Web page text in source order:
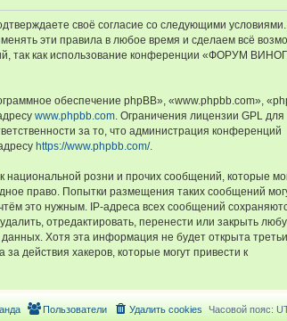
своё согласие со следующими условиями.
эти правила в любое время и сделаем всё
так как использование конференции «ФОРУМ
обеспечение phpBB», «www.phpbb.com»,
www.phpbb.com. Ограничения лицензии GPL для
за то, что администрация конференций
https://www.phpbb.com/.
розни и прочих сообщений, которые
право. Попытки размещения таких сообщений
это нужным. IP-адреса всех сообщений
отредактировать, перенести или закрыть
Хотя эта информация не будет открыта
действия хакеров, которые могут привести к
Часовой пояс:
Удалить cookies
Пользователи